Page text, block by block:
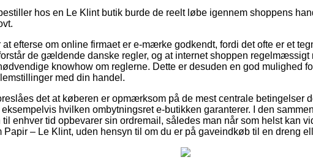
hos en Le Klint butik burde de reelt løbe igennem shoppens
at efterse om online firmaet er e-mærke godkendt, fordi det ofte er et
de gældende danske regler, og at internet shoppen regelmæssigt
knowhow om reglerne. Dette er desuden en god mulighed
med din handel.
det at køberen er opmærksom på de mest centrale betingelser
eksempelvis hvilken ombytningsret e-butikken garanterer. I den
til enhver tid opbevarer sin ordremail, således man når som helst kan
– Le Klint, uden hensyn til om du er på gaveindkøb til en dreng